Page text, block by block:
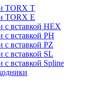
TORX T
TORX Е
с вставкой HEX
с вставкой PH
с вставкой PZ
с вставкой SL
с вставкой Spline